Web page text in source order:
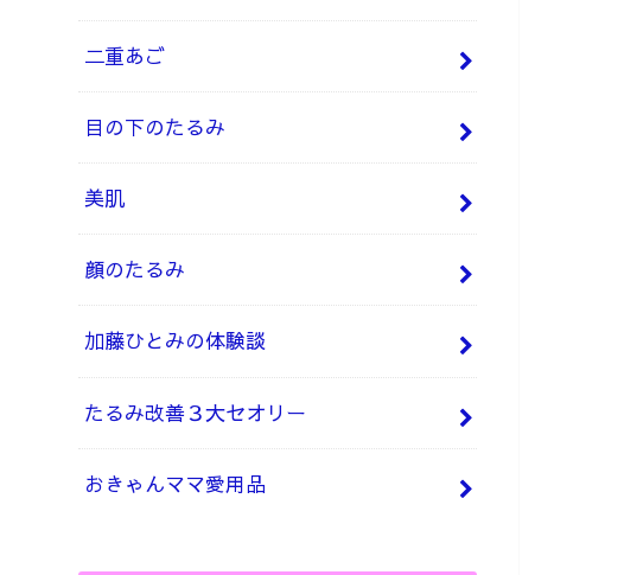
二重あご
目の下のたるみ
美肌
顔のたるみ
加藤ひとみの体験談
たるみ改善３大セオリー
おきゃんママ愛用品